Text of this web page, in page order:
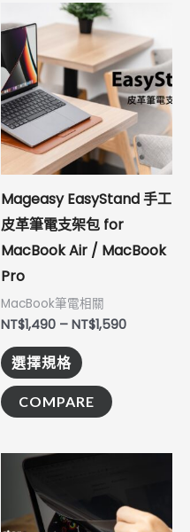
Mageasy EasyStand 手工
皮革筆電支架包 for
MacBook Air / MacBook
Pro
MacBook筆電相關
NT$1,490 – NT$1,590
範
圍：
NT$1,490
到
NT$1,590
選擇規格
此
產
品
有
多
種
款
式。
可
在
品
頁
擇
項
COMPARE
圍：
NT$1,890
品